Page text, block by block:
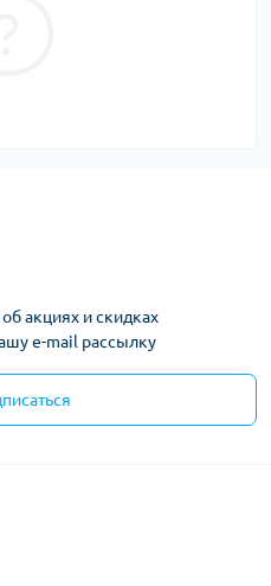
акциях и скидках
e-mail рассылку